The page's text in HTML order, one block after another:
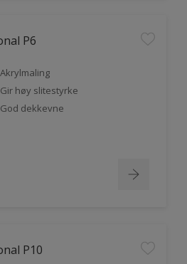
P6
Akrylmaling
Gir høy slitestyrke
God dekkevne
P10